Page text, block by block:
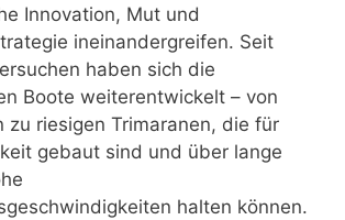
Innovation, Mut und
ineinandergreifen. Seit
haben sich die
Boote weiterentwickelt – von
zu riesigen Trimaranen, die für
gebaut sind und über lange
halten können.